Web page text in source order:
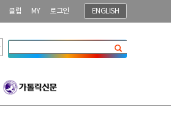
클럽 MY 로그인 ENGLISH